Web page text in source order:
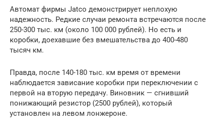
Автомат фирмы Jatco демонстрирует неплохую
надежность. Редкие случаи ремонта встречаются после
250-300 тыс. км (около 100 000 рублей). Но есть и
коробки, доехавшие без вмешательства до 400-480
тысяч км.
Правда, после 140-180 тыс. км время от времени
наблюдается зависание коробки при переключении с
первой на вторую передачу. Виновник — сгнивший
понижающий резистор (2500 рублей), который
установлен на левом лонжероне.